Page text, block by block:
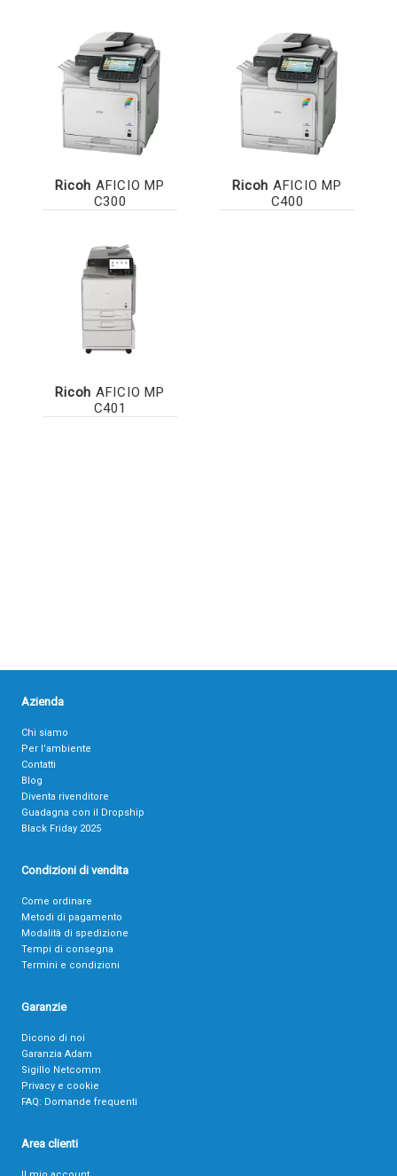
Ricoh AFICIO MP
C300
Ricoh AFICIO MP
C400
Ricoh AFICIO MP
C401
Azienda
Chi siamo
Per l’ambiente
Contatti
Blog
Diventa rivenditore
Guadagna con il Dropship
Black Friday 2025
Condizioni di vendita
Come ordinare
Metodi di pagamento
Modalità di spedizione
Tempi di consegna
Termini e condizioni
Garanzie
Dicono di noi
Garanzia Adam
Sigillo Netcomm
Privacy e cookie
FAQ: Domande frequenti
Area clienti